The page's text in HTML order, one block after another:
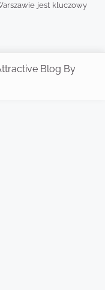
jest kluczowy
Blog By